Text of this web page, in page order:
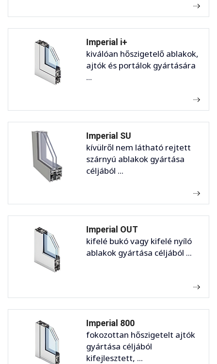
Imperial i+
kiválóan hőszigetelő ablakok,
ajtók és portálok gyártására
...
Imperial SU
kívülről nem látható rejtett
szárnyú ablakok gyártása
céljából ...
Imperial OUT
kifelé bukó vagy kifelé nyíló
ablakok gyártása céljából ...
Imperial 800
fokozottan hőszigetelt ajtók
gyártása céljából
kifejlesztett, ...